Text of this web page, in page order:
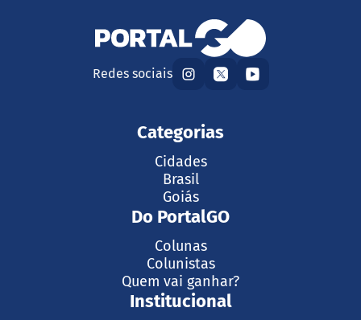
Redes sociais
Categorias
Cidades
Brasil
Goiás
Do PortalGO
Colunas
Colunistas
Quem vai ganhar?
Institucional